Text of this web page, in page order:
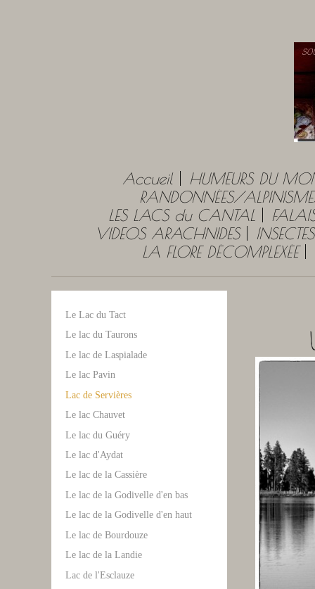
Accueil
HUMEURS DU
RANDONNÉES/
LES LACS du CANTAL
VIDEOS ARACHNIDES
INSECTES
LA FLORE DÉCOMPLEXÉE
Le Lac du Tact
Le lac du Taurons
Le lac de Laspialade
Le lac Pavin
Lac de Servières
Le lac Chauvet
Le lac du Guéry
Le lac d'Aydat
Le lac de la Cassière
Le lac de la Godivelle d'en bas
Le lac de la Godivelle d'en haut
Le lac de Bourdouze
Le lac de la Landie
Lac de l'Esclauze